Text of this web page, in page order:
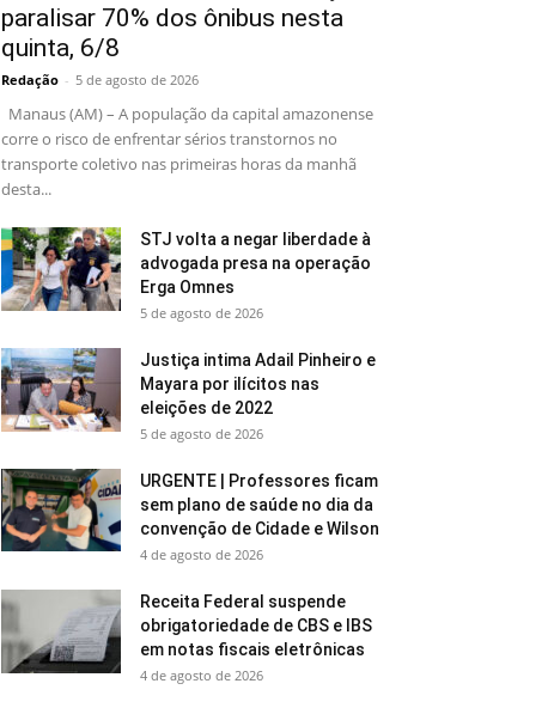
paralisar 70% dos ônibus nesta
quinta, 6/8
Redação - 5 de agosto de 2026
Manaus (AM) – A população da capital amazonense
corre o risco de enfrentar sérios transtornos no
transporte coletivo nas primeiras horas da manhã
desta...
STJ volta a negar liberdade à
advogada presa na operação
Erga Omnes
5 de agosto de 2026
Justiça intima Adail Pinheiro e
Mayara por ilícitos nas
eleições de 2022
5 de agosto de 2026
URGENTE | Professores ficam
sem plano de saúde no dia da
convenção de Cidade e Wilson
4 de agosto de 2026
Receita Federal suspende
obrigatoriedade de CBS e IBS
em notas fiscais eletrônicas
4 de agosto de 2026